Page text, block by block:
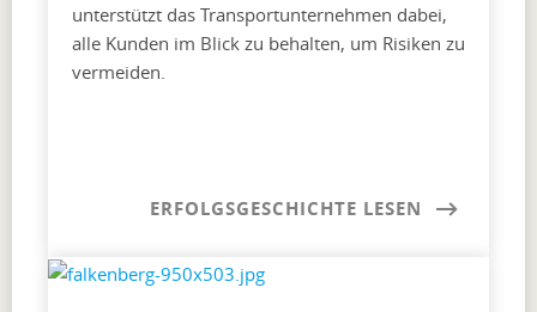
unterstützt das Transportunternehmen dabei,
alle Kunden im Blick zu behalten, um Risiken zu
vermeiden.
ERFOLGSGESCHICHTE LESEN